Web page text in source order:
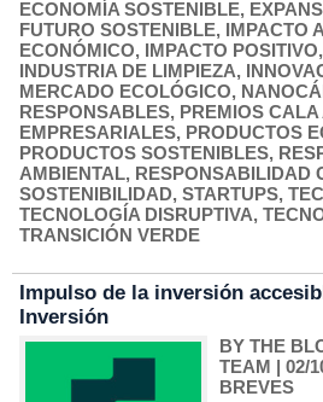
ECONOMÍA SOSTENIBLE,
FUTURO SOSTENIBLE, IMPACTO
ECONÓMICO, IMPACTO POSITIVO,
INDUSTRIA DE LIMPIEZA,
MERCADO ECOLÓGICO,
RESPONSABLES, PREMIOS CALA
EMPRESARIALES, PRODUCTOS
PRODUCTOS SOSTENIBLES,
AMBIENTAL, RESPONSABILIDAD
SOSTENIBILIDAD, STARTUPS,
TECNOLOGÍA DISRUPTIVA,
TRANSICIÓN VERDE
Impulso de la inversión
Inversión
BY THE
TEAM | 02/
BREVES